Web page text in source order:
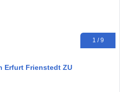
1 / 9
Erfurt Frienstedt ZU